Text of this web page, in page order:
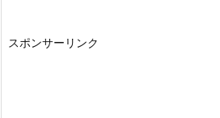
スポンサーリンク